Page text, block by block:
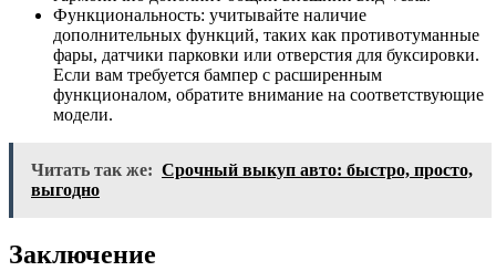
Функциональность: учитывайте наличие
дополнительных функций, таких как противотуманные
фары, датчики парковки или отверстия для буксировки.
Если вам требуется бампер с расширенным
функционалом, обратите внимание на соответствующие
модели.
Читать так же: Срочный выкуп авто: быстро, просто,
выгодно
Заключение